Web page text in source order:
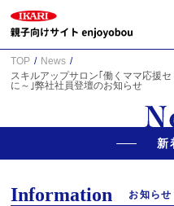
TOP
News
スキルアップサロン｢働くママ応援
に～｣弊社社員登壇のお知らせ
新
Information お知らせ